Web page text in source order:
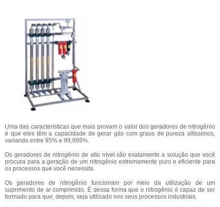
Uma das características que mais provam o valor dos geradores de nitrogênio
é que eles têm a capacidade de gerar gás com graus de pureza altíssimos,
variando entre 95% e 99,999%.
Os geradores de nitrogênio de alto nível são exatamente a solução que você
procura para a geração de um nitrogênio extremamente puro e eficiente para
os processos que você necessita.
Os geradores de nitrogênio funcionam por meio da utilização de um
suprimento de ar comprimido. É dessa forma que o nitrogênio é capaz de ser
formado para que, depois, seja utilizado nos seus processos industriais.